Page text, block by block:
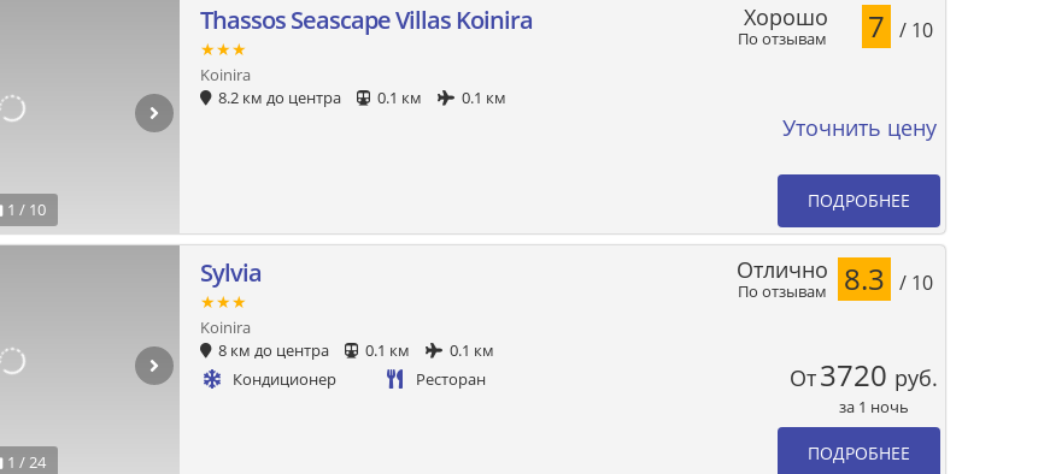
1 / 10
Thassos Seascape Villas Koinira
★★★
Koinira
8.2 км до центра
0.1 км 0.1 км
По отзывам
Хорошо 7 / 10
Уточнить цену
ПОДРОБНЕЕ
1 / 24
Sylvia
★★★
Koinira
8 км до центра
0.1 км
0.1 км
Кондиционер
Ресторан
По отзывам
Отлично 8.3 / 10
От3720 руб.
за 1 ночь
ПОДРОБНЕЕ